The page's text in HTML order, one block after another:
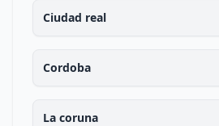
Ciudad real
Cordoba
La coruna